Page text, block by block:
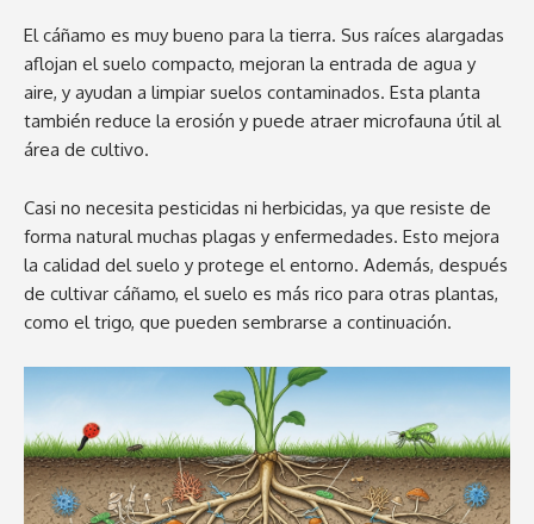
El cáñamo es muy bueno para la tierra. Sus raíces alargadas
aflojan el suelo compacto, mejoran la entrada de agua y
aire, y ayudan a limpiar suelos contaminados. Esta planta
también reduce la erosión y puede atraer microfauna útil al
área de cultivo.
Casi no necesita pesticidas ni herbicidas, ya que resiste de
forma natural muchas plagas y enfermedades. Esto mejora
la calidad del suelo y protege el entorno. Además, después
de cultivar cáñamo, el suelo es más rico para otras plantas,
como el trigo, que pueden sembrarse a continuación.